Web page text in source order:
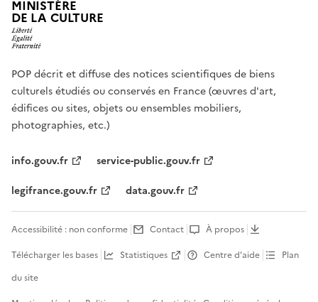
MINISTÈRE
DE LA CULTURE
POP décrit et diffuse des notices scientifiques de biens
culturels étudiés ou conservés en France (œuvres d'art,
édifices ou sites, objets ou ensembles mobiliers,
photographies, etc.)
info.gouv.fr
service-public.gouv.fr
legifrance.gouv.fr
data.gouv.fr
Accessibilité : non conforme Contact
À propos
Télécharger les bases
Statistiques Centre d’aide
Plan
du site